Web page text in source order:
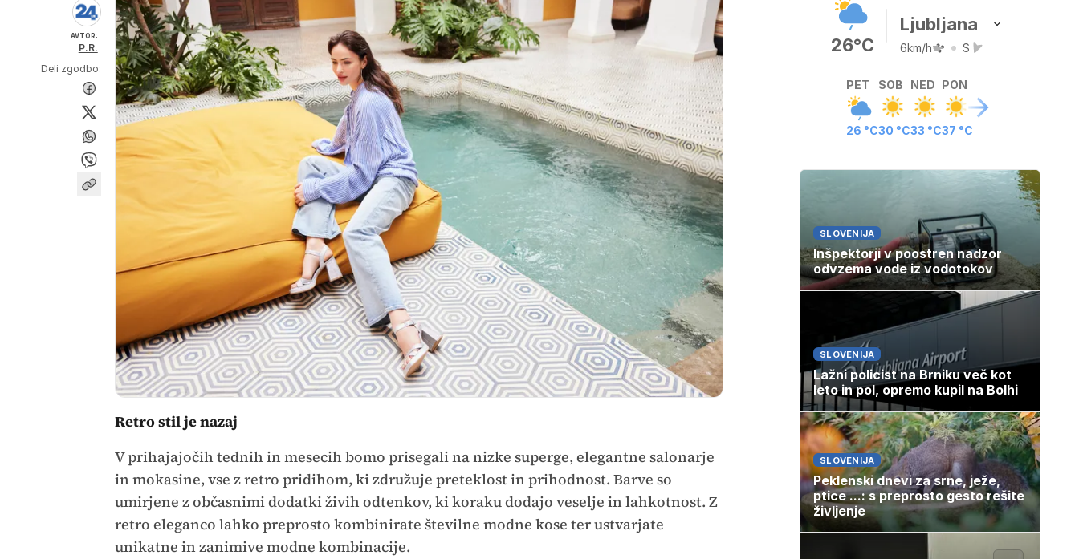
AVTOR:
P.R.
Deli zgodbo:
Retro stil je nazaj
V prihajajočih tednih in mesecih bomo prisegali na nizke superge, elegantne salonarje
in mokasine, vse z retro pridihom, ki združuje preteklost in prihodnost. Barve so
umirjene z občasnimi dodatki živih odtenkov, ki koraku dodajo veselje in lahkotnost. Z
retro eleganco lahko preprosto kombinirate številne modne kose ter ustvarjate
unikatne in zanimive modne kombinacije.
26°C
Ljubljana
6km/h S
PET
26 °C
SOB
30 °C
NED
33 °C
PON
37 °C
SLOVENIJA
Inšpektorji v poostren nadzor
odvzema vode iz vodotokov
SLOVENIJA
Lažni policist na Brniku več kot
leto in pol, opremo kupil na Bolhi
SLOVENIJA
Peklenski dnevi za srne, ježe,
ptice ...: s preprosto gesto rešite
življenje